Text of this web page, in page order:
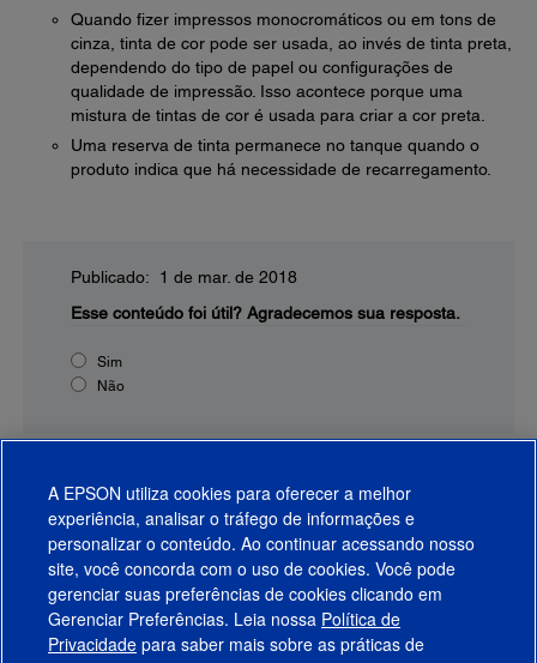
Quando fizer impressos monocromáticos ou em tons de
cinza, tinta de cor pode ser usada, ao invés de tinta preta,
dependendo do tipo de papel ou configurações de
qualidade de impressão. Isso acontece porque uma
mistura de tintas de cor é usada para criar a cor preta.
Uma reserva de tinta permanece no tanque quando o
produto indica que há necessidade de recarregamento.
Publicado: 1 de mar. de 2018
Esse conteúdo foi útil? Agradecemos sua resposta.
Sim
Não
Produtos
A EPSON utiliza cookies para oferecer a melhor
experiência, analisar o tráfego de informações e
personalizar o conteúdo. Ao continuar acessando nosso
site, você concorda com o uso de cookies. Você pode
gerenciar suas preferências de cookies clicando em
Gerenciar Preferências. Leia nossa Política de
Privacidade para saber mais sobre as práticas de